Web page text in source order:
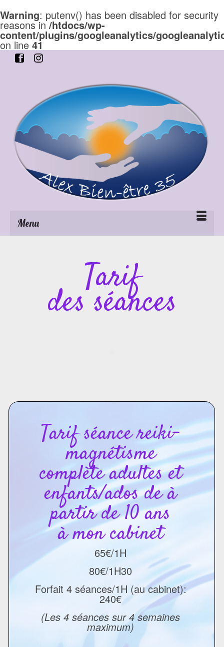
Warning: putenv() has been disabled for security
reasons in/htdocs/wp-
content/plugins/googleanalytics/
on line 41
Menu
Tarif
des séances
Tarif séance reiki-
magnétisme
complète adultes et
enfants/ados de à
partir de 10 ans
à mon cabinet
65€/1H
80€/1H30
Forfait 4 séances/1H (au cabinet):
240€
(Les 4 séances sur 4 semaines
maximum)